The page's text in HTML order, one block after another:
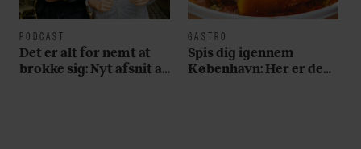
PODCAST
Det er alt for nemt at
brokke sig: Nyt afsnit af
GASTRO
Spis dig igennem
København: Her er de